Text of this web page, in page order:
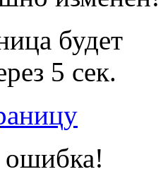
будет
5 сек.
ошибка!